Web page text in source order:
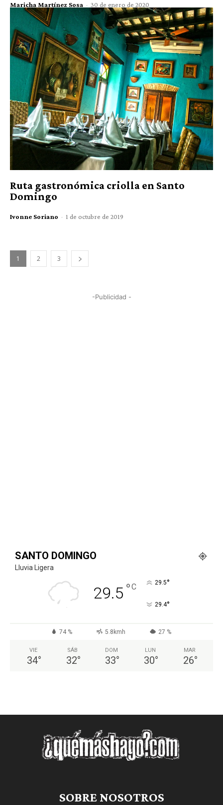
Maricha Martínez Sosa - 30 de enero de 2020
Ruta gastronómica criolla en Santo
Domingo
Ivonne Soriano - 1 de octubre de 2019
1 2 3
-Publicidad -
SANTO DOMINGO
Lluvia Ligera
29.5 °C 29.5°
29.4°
74 % 5.8kmh 27 %
VIE
34°
SÁB
32°
DOM
33°
LUN
30°
MAR
26°
SOBRE NOSOTROS